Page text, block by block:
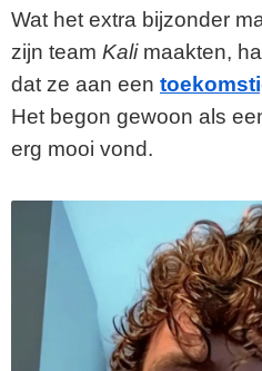
Wat het extra bijzonder
zijn team Kalimaakten,
dat ze aan een
Het begon gewoon als
erg mooi vond.